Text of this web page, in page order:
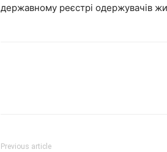
державному реєстрі одержувачів
Previous article